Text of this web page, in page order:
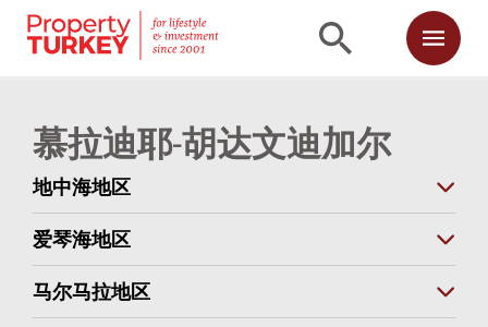
慕拉迪耶-胡达文迪加尔
地中海地区
爱琴海地区
马尔马拉地区